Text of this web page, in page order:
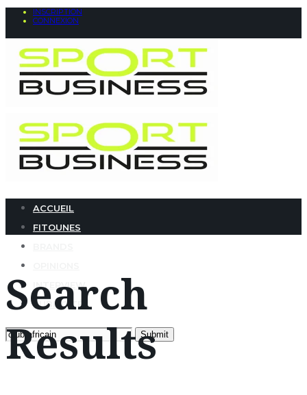
INSCRIPTION
CONNEXION
ACCUEIL
FITOUNES
INTERVIEW
PUBLICITÉ
Search
for:
Search
Results